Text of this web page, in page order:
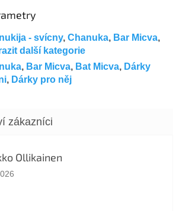
- svícny, Chanuka, Bar Micva,
další kategorie
, Bar Micva, Bat Micva, Dárky
, Dárky pro něj
Ollikainen
obchodu je 5 z 5 hvězdiček.